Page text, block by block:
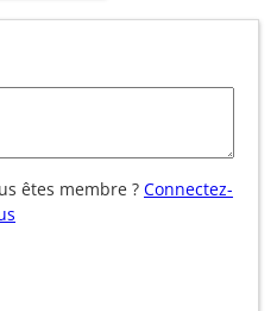
êtes membre ? Connectez-